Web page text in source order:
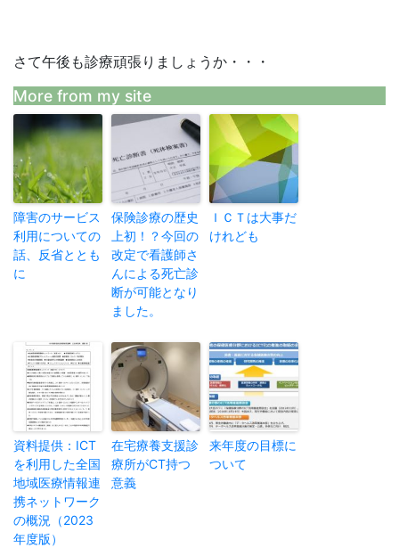
さて午後も診療頑張りましょうか・・・
More from my site
障害のサービス
利用についての
話、反省ととも
に
保険診療の歴史
上初！？今回の
改定で看護師さ
んによる死亡診
断が可能となり
ました。
ＩＣＴは大事だ
けれども
資料提供：ICT
を利用した全国
地域医療情報連
携ネットワーク
の概況（2023
年度版）
在宅療養支援診
療所がCT持つ
意義
来年度の目標に
ついて